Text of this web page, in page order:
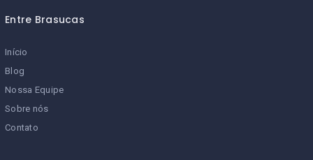
Entre Brasucas
Início
Blog
Nossa Equipe
Sobre nós
Contato